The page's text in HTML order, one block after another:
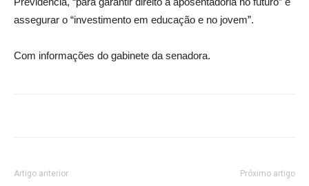
assegurar o “investimento em educação e no jovem”.
Com informações do gabinete da senadora.
Artigo anterior Próximo artigo